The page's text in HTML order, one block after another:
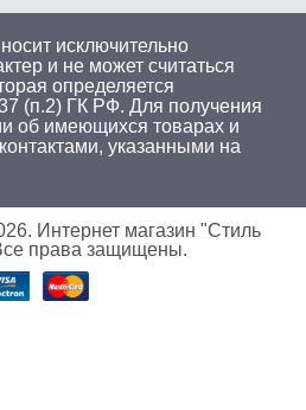
исключительно
и не может считаться
определяется
(п.2) ГК РФ. Для получения
об имеющихся товарах и
контактами, указанными на
Интернет магазин "Стиль
права защищены.